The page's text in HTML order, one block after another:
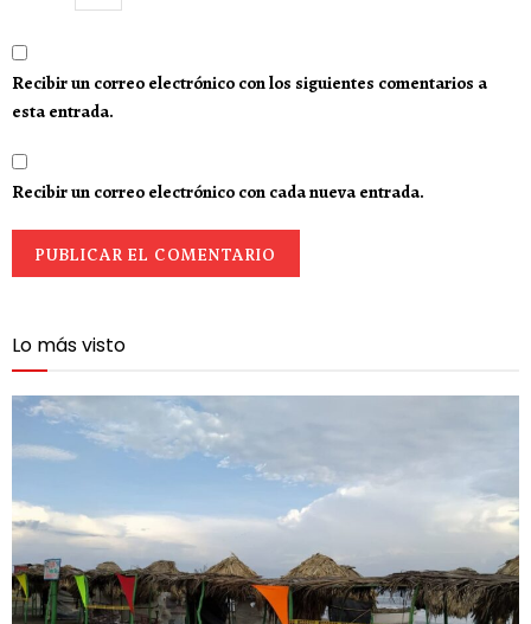
Recibir un correo electrónico con los siguientes comentarios a
esta entrada.
Recibir un correo electrónico con cada nueva entrada.
Lo más visto